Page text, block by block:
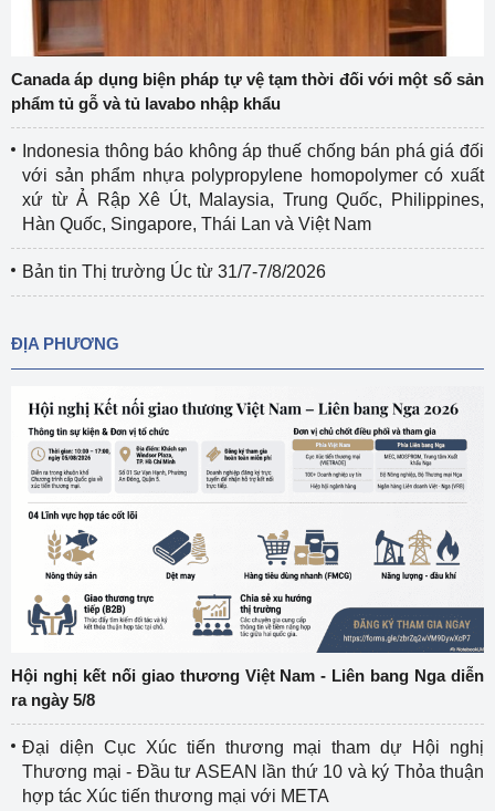
Canada áp dụng biện pháp tự vệ tạm thời đối với một số sản
phẩm tủ gỗ và tủ lavabo nhập khẩu
Indonesia thông báo không áp thuế chống bán phá giá đối
với sản phẩm nhựa polypropylene homopolymer có xuất
xứ từ Ả Rập Xê Út, Malaysia, Trung Quốc, Philippines,
Hàn Quốc, Singapore, Thái Lan và Việt Nam
Bản tin Thị trường Úc từ 31/7-7/8/2026
ĐỊA PHƯƠNG
Hội nghị kết nối giao thương Việt Nam - Liên bang Nga diễn
ra ngày 5/8
Đại diện Cục Xúc tiến thương mại tham dự Hội nghị
Thương mại - Đầu tư ASEAN lần thứ 10 và ký Thỏa thuận
hợp tác Xúc tiến thương mại với META